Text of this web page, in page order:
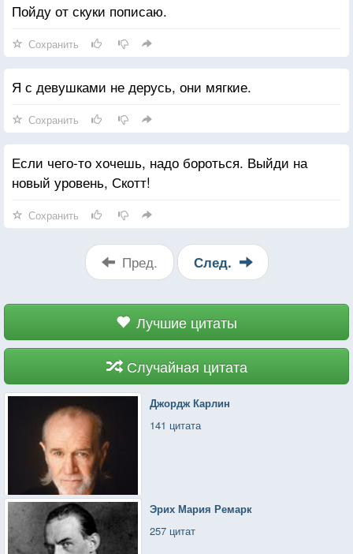
Пойду от скуки пописаю.
Сохранить
Я с девушками не дерусь, они мягкие.
Сохранить
Если чего-то хочешь, надо бороться. Выйди на
новый уровень, Скотт!
Сохранить
Пред. След.
Лучшие цитаты
Случайная цитата
Джордж Карлин
141 цитата
Эрих Мария Ремарк
257 цитат